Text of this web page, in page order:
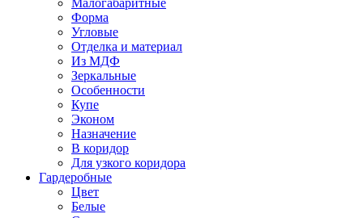
Малогабаритные
Форма
Угловые
Отделка и материал
Из МДФ
Зеркальные
Особенности
Купе
Эконом
Назначение
В коридор
Для узкого коридора
Гардеробные
Цвет
Белые